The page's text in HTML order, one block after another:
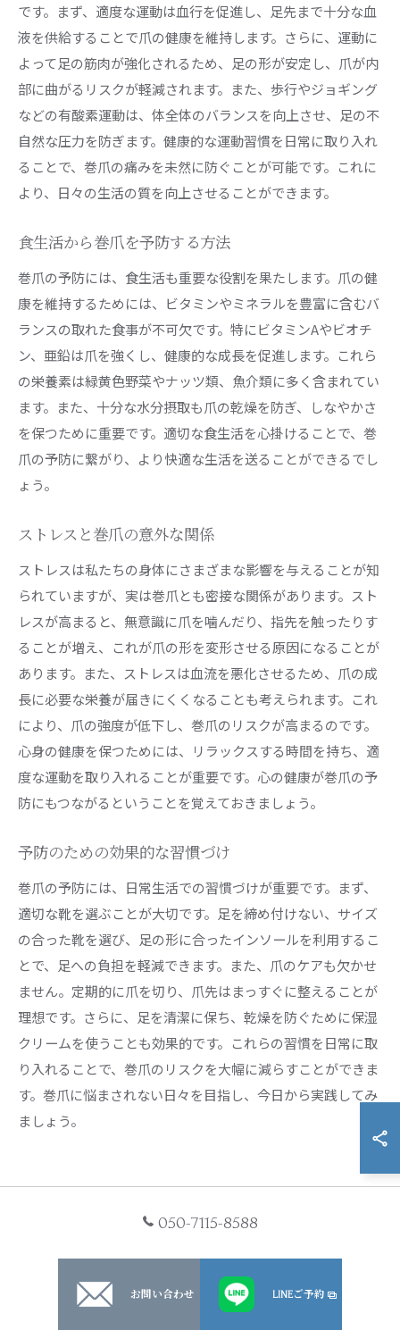
です。まず、適度な運動は血行を促進し、足先まで十分な血
液を供給することで爪の健康を維持します。さらに、運動に
よって足の筋肉が強化されるため、足の形が安定し、爪が内
部に曲がるリスクが軽減されます。また、歩行やジョギング
などの有酸素運動は、体全体のバランスを向上させ、足の不
自然な圧力を防ぎます。健康的な運動習慣を日常に取り入れ
ることで、巻爪の痛みを未然に防ぐことが可能です。これに
より、日々の生活の質を向上させることができます。
食生活から巻爪を予防する方法
巻爪の予防には、食生活も重要な役割を果たします。爪の健
康を維持するためには、ビタミンやミネラルを豊富に含むバ
ランスの取れた食事が不可欠です。特にビタミンAやビオチ
ン、亜鉛は爪を強くし、健康的な成長を促進します。これら
の栄養素は緑黄色野菜やナッツ類、魚介類に多く含まれてい
ます。また、十分な水分摂取も爪の乾燥を防ぎ、しなやかさ
を保つために重要です。適切な食生活を心掛けることで、巻
爪の予防に繋がり、より快適な生活を送ることができるでし
ょう。
ストレスと巻爪の意外な関係
ストレスは私たちの身体にさまざまな影響を与えることが知
られていますが、実は巻爪とも密接な関係があります。スト
レスが高まると、無意識に爪を噛んだり、指先を触ったりす
ることが増え、これが爪の形を変形させる原因になることが
あります。また、ストレスは血流を悪化させるため、爪の成
長に必要な栄養が届きにくくなることも考えられます。これ
により、爪の強度が低下し、巻爪のリスクが高まるのです。
心身の健康を保つためには、リラックスする時間を持ち、適
度な運動を取り入れることが重要です。心の健康が巻爪の予
防にもつながるということを覚えておきましょう。
予防のための効果的な習慣づけ
巻爪の予防には、日常生活での習慣づけが重要です。まず、
適切な靴を選ぶことが大切です。足を締め付けない、サイズ
の合った靴を選び、足の形に合ったインソールを利用するこ
とで、足への負担を軽減できます。また、爪のケアも欠かせ
ません。定期的に爪を切り、爪先はまっすぐに整えることが
理想です。さらに、足を清潔に保ち、乾燥を防ぐために保湿
クリームを使うことも効果的です。これらの習慣を日常に取
り入れることで、巻爪のリスクを大幅に減らすことができま
す。巻爪に悩まされない日々を目指し、今日から実践してみ
ましょう。
セルフケアとプロケアの効果的
セルフケアを続けるためのモチベーション維持法
050-7115-8588
お問い合わせ LINEご予約